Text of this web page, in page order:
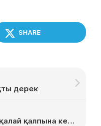
SHARE
дерек
Ағзаның су балансын қалай қалпына келтіру керек